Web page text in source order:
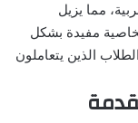
مما يزيل
مفيدة بشكل
الذين يتعاملون